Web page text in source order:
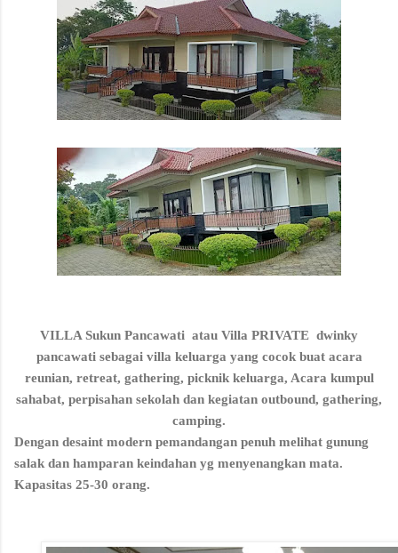
VILLA Sukun Pancawati atau Villa PRIVATE dwinky
pancawati sebagai villa keluarga yang cocok buat acara
reunian, retreat, gathering, picknik keluarga, Acara kumpul
sahabat, perpisahan sekolah dan kegiatan outbound, gathering,
camping.
Dengan desaint modern pemandangan penuh melihat gunung
salak dan hamparan keindahan yg menyenangkan mata.
Kapasitas 25-30 orang.